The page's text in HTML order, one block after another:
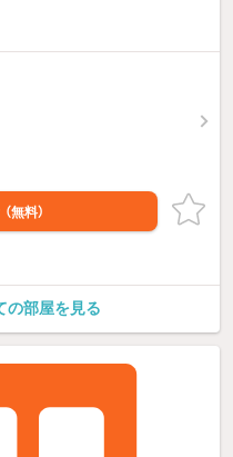
（無料）
の部屋を見る